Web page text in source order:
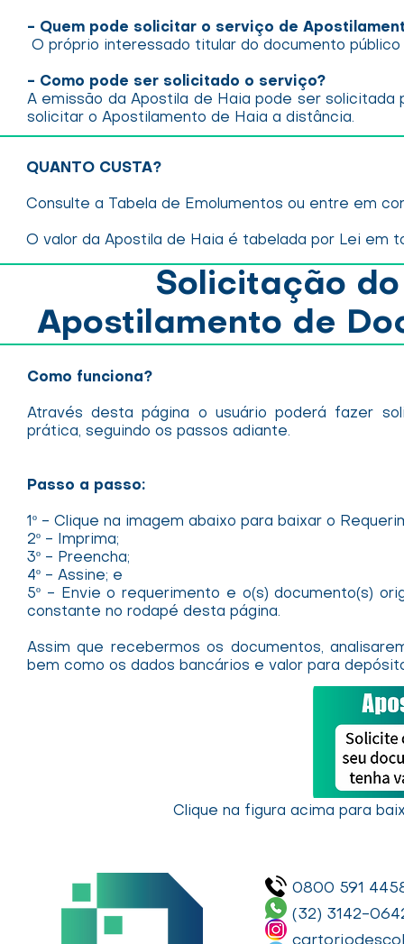
- Quem pode solicitar o serviço de
O próprio interessado titular do documento
- Como pode ser solicitado o serviço?
A emissão da Apostila de Haia pode ser
solicitar o Apostilamento de Haia a distância.​
QUANTO CUSTA?
Consulte a Tabela de Emolumentos ou entre em
O valor da Apostila de Haia é tabelada por Lei em
Solicitação
Apostilamento de
Como funciona?
Através desta página o usuário poderá fazer
prática, seguindo os passos adiante.
Passo a passo:
1º - Clique na imagem abaixo para baixar o
2º - Imprima;
3º - Preencha;
4º - Assine; e
5º - Envie o requerimento e o(s) documento(s)
constante no rodapé desta página.
Assim que recebermos os documentos,
bem como os dados bancários e valor para
Clique na figura acima para
0800 591
(32) 3142-